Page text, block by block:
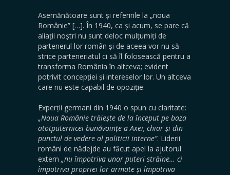
Asemănătoare sunt și referirile la „noua
Românie” […]. În 1940, ca și acum, se pare că
aliații noștri nu sunt deloc mulțumiți de
partenerul lor român și de aceea vor nu să
strice parteneriatul ci să îl folosească pentru a
transforma România în altceva; evident
potrivit concepției și intereselor lor. Un altceva
care nu este capabil de opoziție.
Experții germani din 1940 o spun cu claritate:
„Noua Românie trăiește de la început pe baza
atotputernicei bunăvoințe a Axei, chiar și din
punctul de vedere al politicii interne”. Liderii
români de nădejde au făcut apel la ajutorul
extern „nu împotriva unor puteri străine… ci
împotriva propriei lor armate și împotriva